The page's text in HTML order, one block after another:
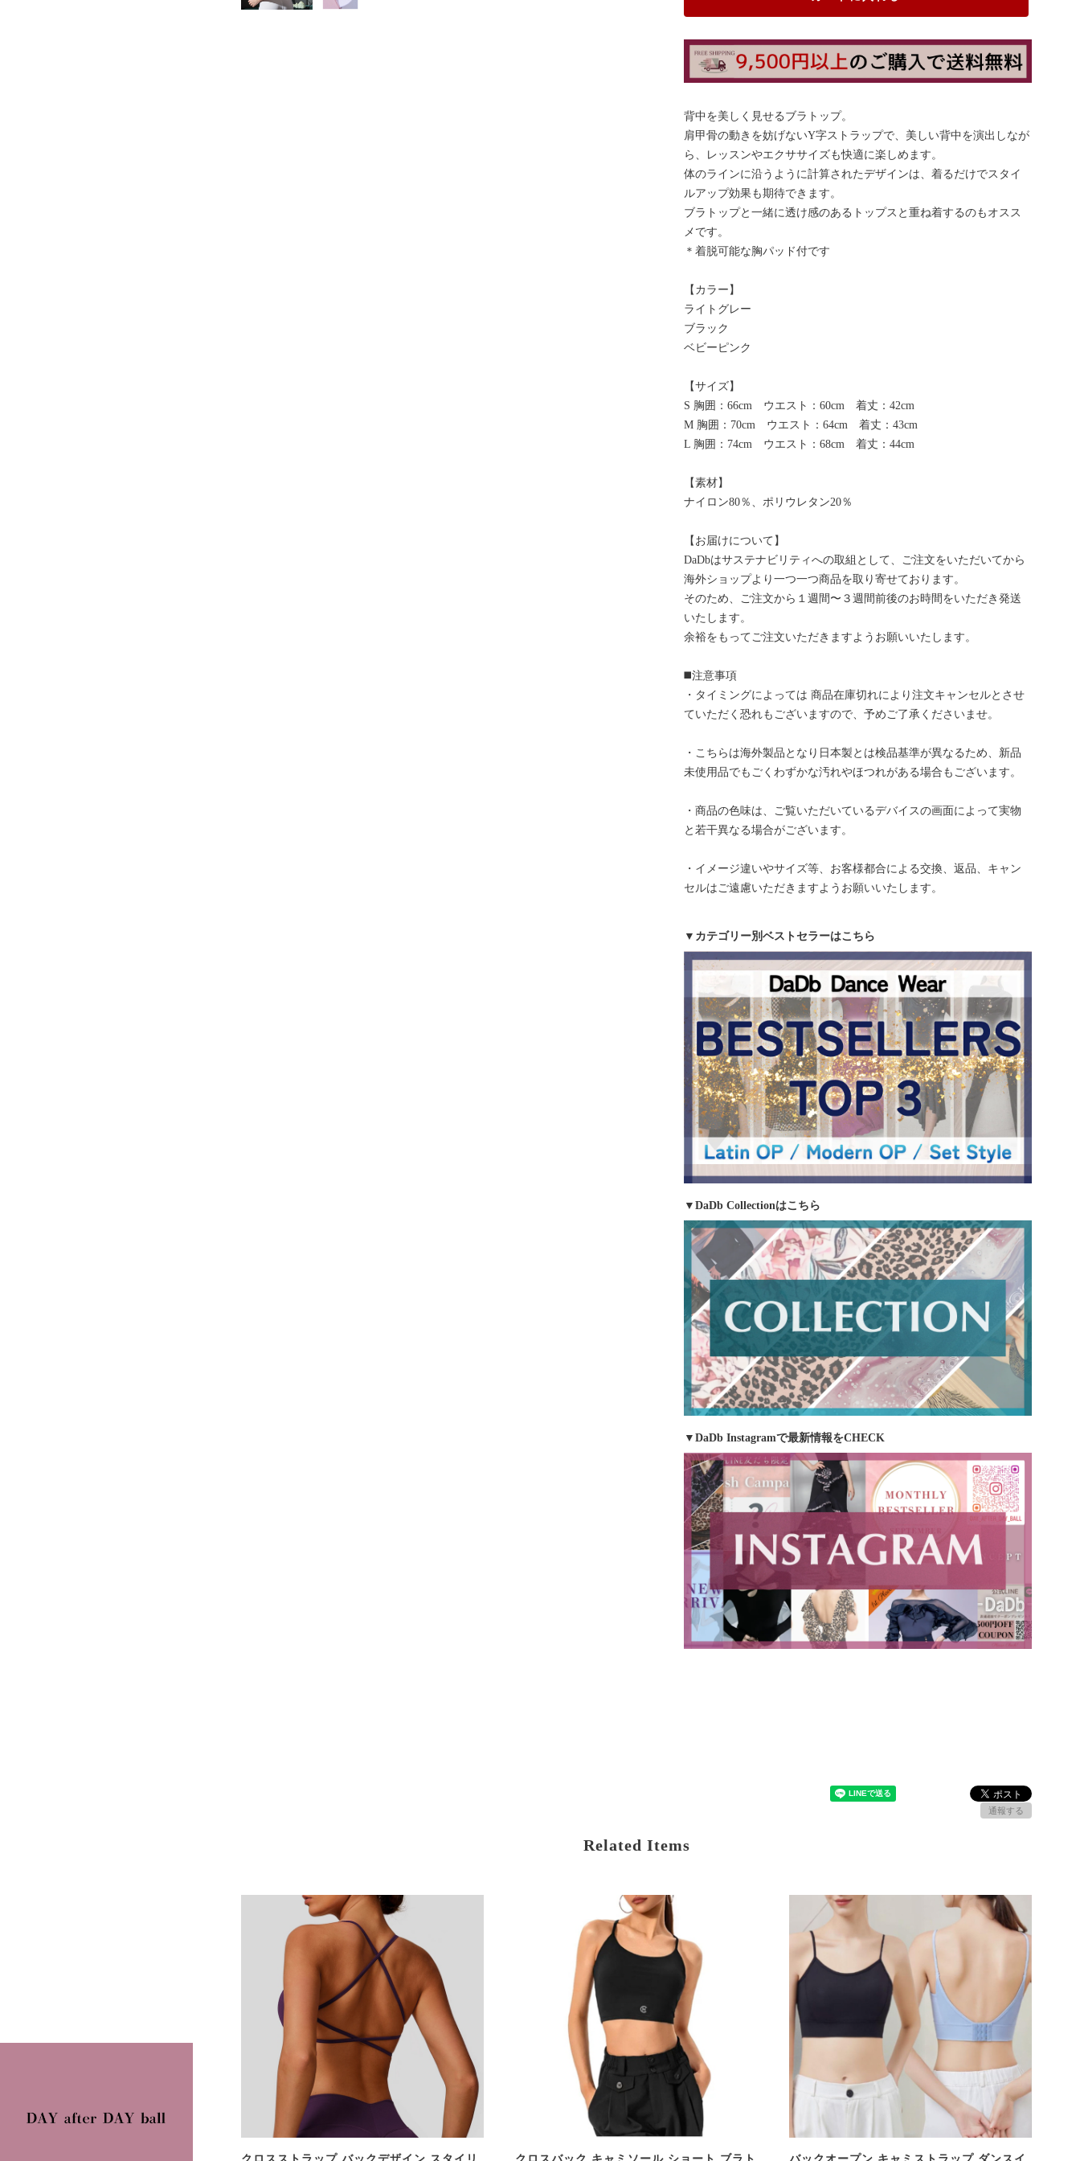
背中を美しく見せるブラトップ。
肩甲骨の動きを妨げないY字ストラップで、美しい背中を演出しなが
ら、レッスンやエクササイズも快適に楽しめます。
体のラインに沿うように計算されたデザインは、着るだけでスタイ
ルアップ効果も期待できます。
ブラトップと一緒に透け感のあるトップスと重ね着するのもオスス
メです。
＊着脱可能な胸パッド付です
【カラー】
ライトグレー
ブラック
ベビーピンク
【サイズ】
S 胸囲：66cm ウエスト：60cm 着丈：42cm
M 胸囲：70cm ウエスト：64cm 着丈：43cm
L 胸囲：74cm ウエスト：68cm 着丈：44cm
【素材】
ナイロン80％、ポリウレタン20％
【お届けについて】
DaDbはサステナビリティへの取組として、ご注文をいただいてから
海外ショップより一つ一つ商品を取り寄せております。
そのため、ご注文から１週間〜３週間前後のお時間をいただき発送
いたします。
余裕をもってご注文いただきますようお願いいたします。
◼️注意事項
・タイミングによっては 商品在庫切れにより注文キャンセルとさせ
ていただく恐れもございますので、予めご了承くださいませ。
・こちらは海外製品となり日本製とは検品基準が異なるため、新品
未使用品でもごくわずかな汚れやほつれがある場合もございます。
・商品の色味は、ご覧いただいているデバイスの画面によって実物
と若干異なる場合がございます。
・イメージ違いやサイズ等、お客様都合による交換、返品、キャン
セルはご遠慮いただきますようお願いいたします。
▼カテゴリー別ベストセラーはこちら
▼DaDb Collectionはこちら
▼DaDb Instagramで最新情報をCHECK
通報する
Related Items
クロスストラップ バックデザイン スタイリ クロスバック キャミソール ショート ブラト バックオープン キャミストラップ ダンスイ